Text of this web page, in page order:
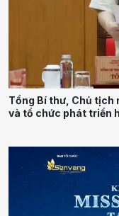
Tổng Bí thư, Chủ tịch
và tổ chức phát triển